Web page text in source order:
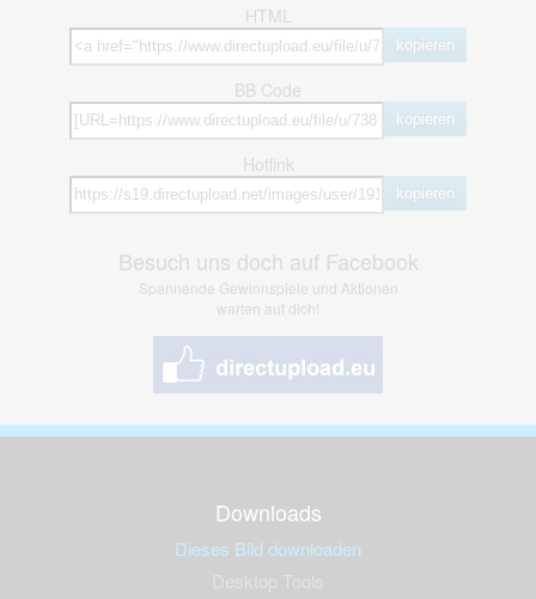
HTML
kopieren
BB Code
kopieren
Hotlink
kopieren
Besuch uns doch auf Facebook
Spannende Gewinnspiele und Aktionen
warten auf dich!
Downloads
Dieses Bild downloaden